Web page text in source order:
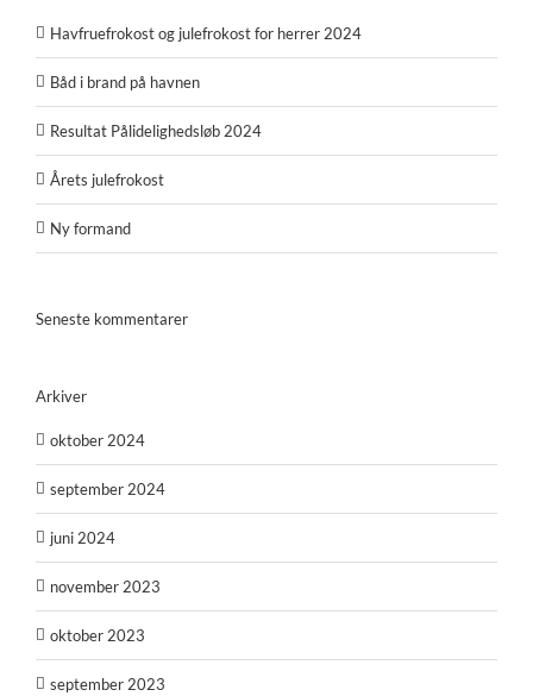
Havfruefrokost og julefrokost for herrer 2024
Båd i brand på havnen
Resultat Pålidelighedsløb 2024
Årets julefrokost
Ny formand
Seneste kommentarer
Arkiver
oktober 2024
september 2024
juni 2024
november 2023
oktober 2023
september 2023